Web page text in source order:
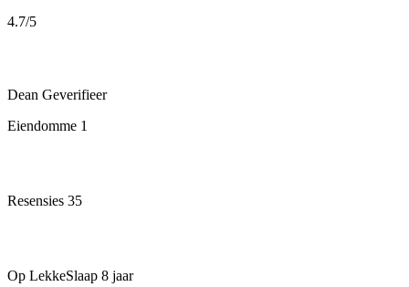
4.7/5
Dean Geverifieer
Eiendomme 1
Resensies 35
Op LekkeSlaap 8 jaar